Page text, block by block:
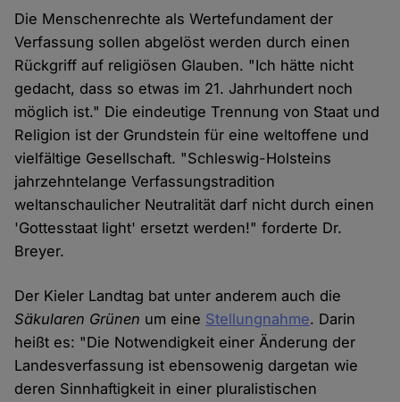
Die Menschenrechte als Wertefundament der
Verfassung sollen abgelöst werden durch einen
Rückgriff auf religiösen Glauben. "Ich hätte nicht
gedacht, dass so etwas im 21. Jahrhundert noch
möglich ist." Die eindeutige Trennung von Staat und
Religion ist der Grundstein für eine weltoffene und
vielfältige Gesellschaft. "Schleswig-Holsteins
jahrzehntelange Verfassungstradition
weltanschaulicher Neutralität darf nicht durch einen
'Gottesstaat light' ersetzt werden!" forderte Dr.
Breyer.
Der Kieler Landtag bat unter anderem auch die
Säkularen Grünen um eine Stellungnahme. Darin
heißt es: "Die Notwendigkeit einer Änderung der
Landesverfassung ist ebensowenig dargetan wie
deren Sinnhaftigkeit in einer pluralistischen